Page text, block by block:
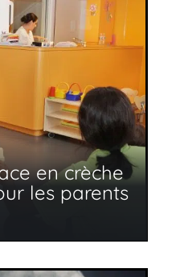
en crèche
les parents